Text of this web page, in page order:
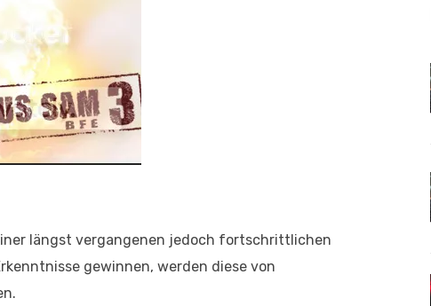
längst vergangenen jedoch fortschrittlichen
gewinnen, werden diese von